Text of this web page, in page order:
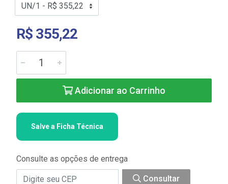
R$ 355,22
Adicionar ao Carrinho
Salve a Ficha Técnica
Consulte as opções de entrega
Consultar